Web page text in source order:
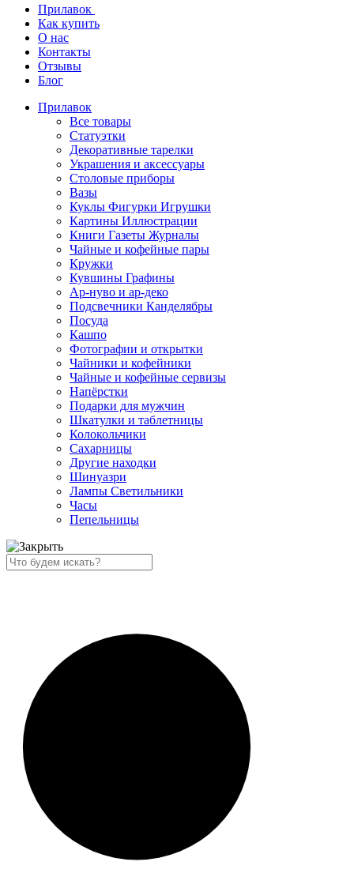
Прилавок
Как купить
О нас
Контакты
Отзывы
Блог
Прилавок
Все товары
Статуэтки
Декоративные тарелки
Украшения и аксессуары
Столовые приборы
Вазы
Куклы Фигурки Игрушки
Картины Иллюстрации
Книги Газеты Журналы
Чайные и кофейные пары
Кружки
Кувшины Графины
Ар-нуво и ар-деко
Подсвечники Канделябры
Посуда
Кашпо
Фотографии и открытки
Чайники и кофейники
Чайные и кофейные сервизы
Напёрстки
Подарки для мужчин
Шкатулки и таблетницы
Колокольчики
Сахарницы
Другие находки
Шинуазри
Лампы Светильники
Часы
Пепельницы